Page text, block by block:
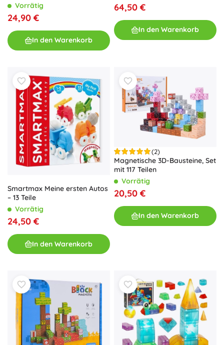
Vorrätig
24,90 €
In den Warenkorb
64,50 €
In den Warenkorb
Smartmax Meine ersten Autos
– 13 Teile
Vorrätig
24,50 €
In den Warenkorb
(2)
Magnetische 3D-Bausteine, Set
mit 117 Teilen
Vorrätig
20,50 €
In den Warenkorb